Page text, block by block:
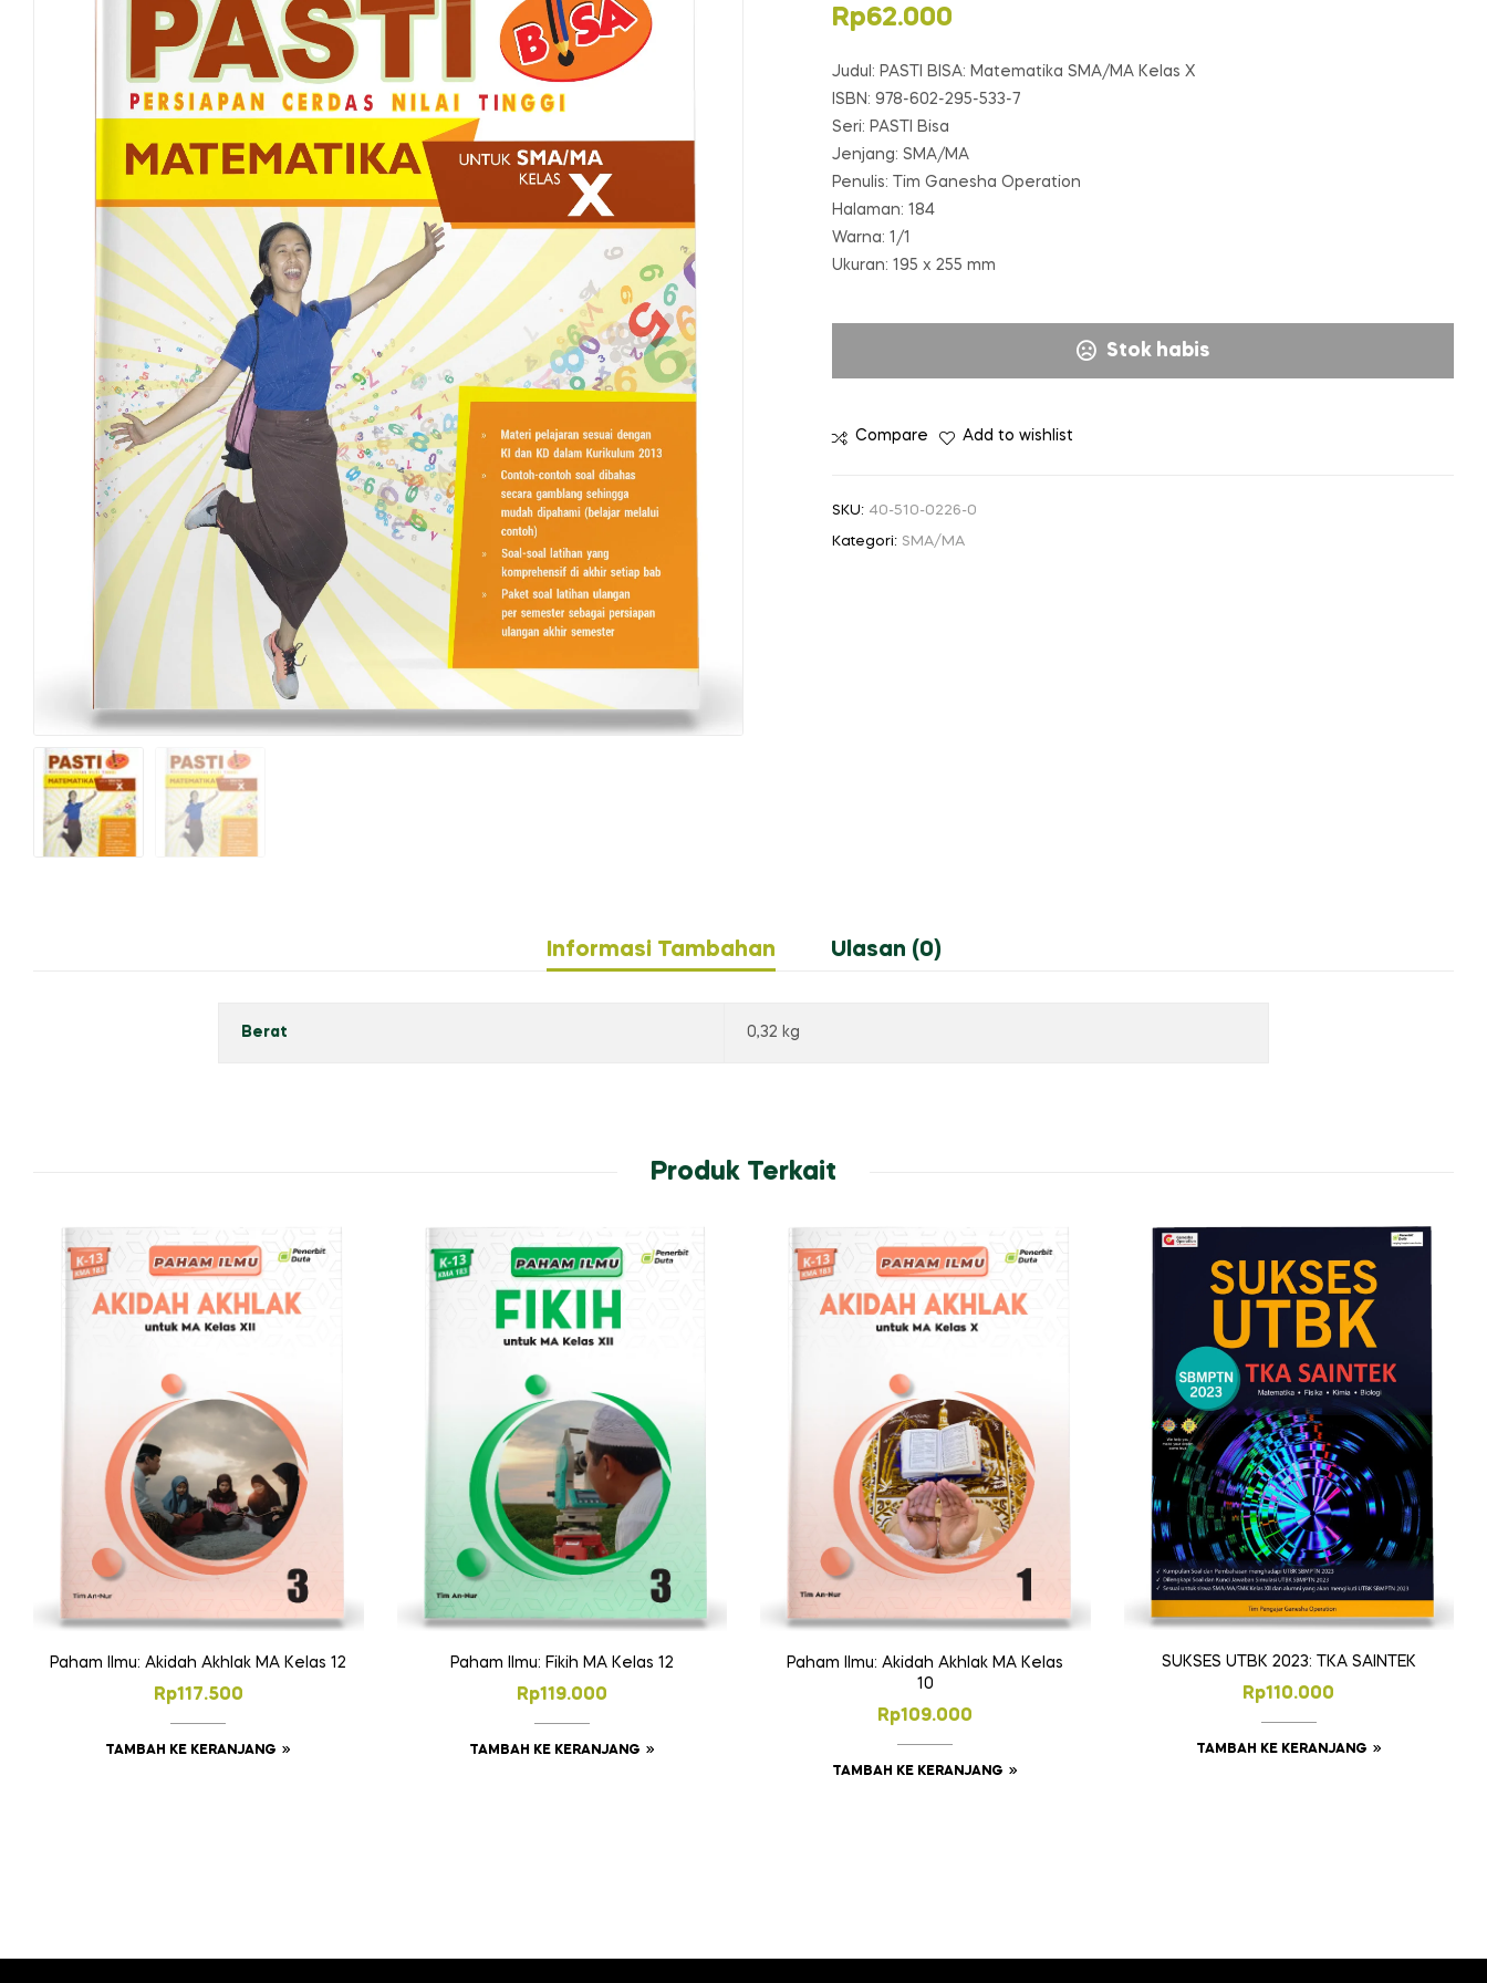
Rp62.000
Judul: PASTI BISA: Matematika SMA/MA Kelas X
ISBN: 978-602-295-533-7
Seri: PASTI Bisa
Jenjang: SMA/MA
Penulis: Tim Ganesha Operation
Halaman: 184
Warna: 1/1
Ukuran: 195 x 255 mm
Stok habis
Compare Add to wishlist
SKU: 40-510-0226-0
Kategori: SMA/MA
Informasi Tambahan Ulasan (0)
Berat 0,32 kg
Produk Terkait
Paham Ilmu: Akidah Akhlak MA Kelas 12
Rp117.500
TAMBAH KE KERANJANG
Paham Ilmu: Fikih MA Kelas 12
Rp119.000
TAMBAH KE KERANJANG
Paham Ilmu: Akidah Akhlak MA Kelas
10
Rp109.000
TAMBAH KE KERANJANG
SUKSES UTBK 2023: TKA SAINTEK
Rp110.000
TAMBAH KE KERANJANG